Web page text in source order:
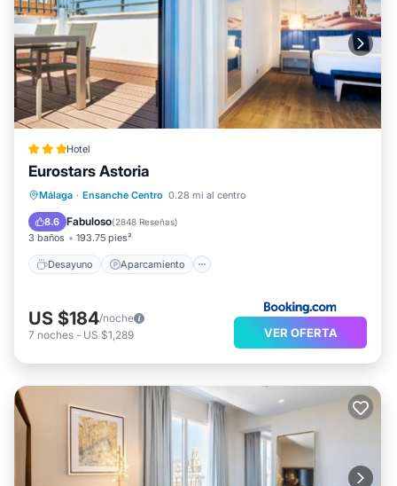
Hotel
Eurostars Astoria
Málaga · Ensanche Centro 0.28 mi al centro
8.6 Fabuloso(2848 Reseñas)
3 baños 193.75 pies²
Desayuno Aparcamiento
Desayuno
Aparcamiento
Aire acondicionado
US $184/noche
7 noches - US $1,289 VER OFERTA